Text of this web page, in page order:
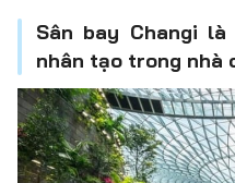
Sân bay Changi
nhân tạo trong nhà